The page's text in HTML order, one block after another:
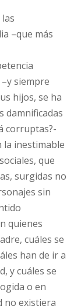
–que más
siempre
hijos, se ha
damnificadas
corruptas?-
la inestimable
que
surgidas no
sin
quienes
cuáles se
han de ir a
y cuáles se
o en
no existiera